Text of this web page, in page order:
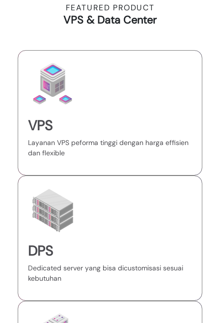
FEATURED PRODUCT
VPS & Data Center
VPS
Layanan VPS peforma tinggi dengan harga effisien
dan flexible
DPS
Dedicated server yang bisa dicustomisasi sesuai
kebutuhan